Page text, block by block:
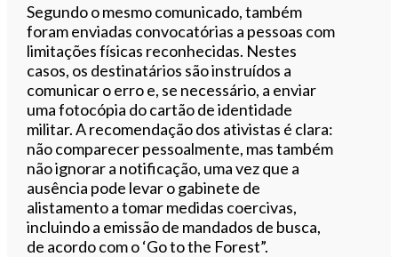
Segundo o mesmo comunicado, também
foram enviadas convocatórias a pessoas com
limitações físicas reconhecidas. Nestes
casos, os destinatários são instruídos a
comunicar o erro e, se necessário, a enviar
uma fotocópia do cartão de identidade
militar. A recomendação dos ativistas é clara:
não comparecer pessoalmente, mas também
não ignorar a notificação, uma vez que a
ausência pode levar o gabinete de
alistamento a tomar medidas coercivas,
incluindo a emissão de mandados de busca,
de acordo com o ‘Go to the Forest”.